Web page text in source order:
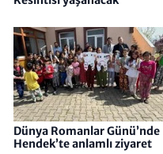
Dünya Romanlar Günü’nde
Hendek’te anlamlı ziyaret